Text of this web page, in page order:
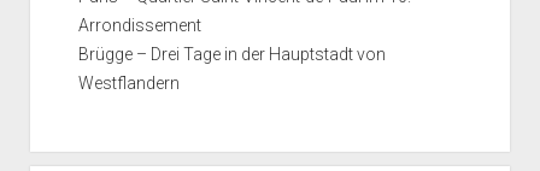
Arrondissement
Brügge – Drei Tage in der Hauptstadt von
Westflandern